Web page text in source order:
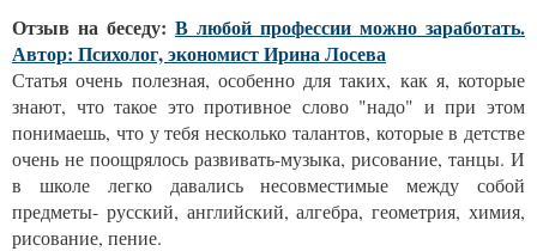
Отзыв на беседу: В любой профессии можно заработать.
Автор: Психолог, экономист Ирина Лосева
Статья очень полезная, особенно для таких, как я, которые
знают, что такое это противное слово "надо" и при этом
понимаешь, что у тебя несколько талантов, которые в детстве
очень не поощрялось развивать-музыка, рисование, танцы. И
в школе легко давались несовместимые между собой
предметы- русский, английский, алгебра, геометрия, химия,
рисование, пение.